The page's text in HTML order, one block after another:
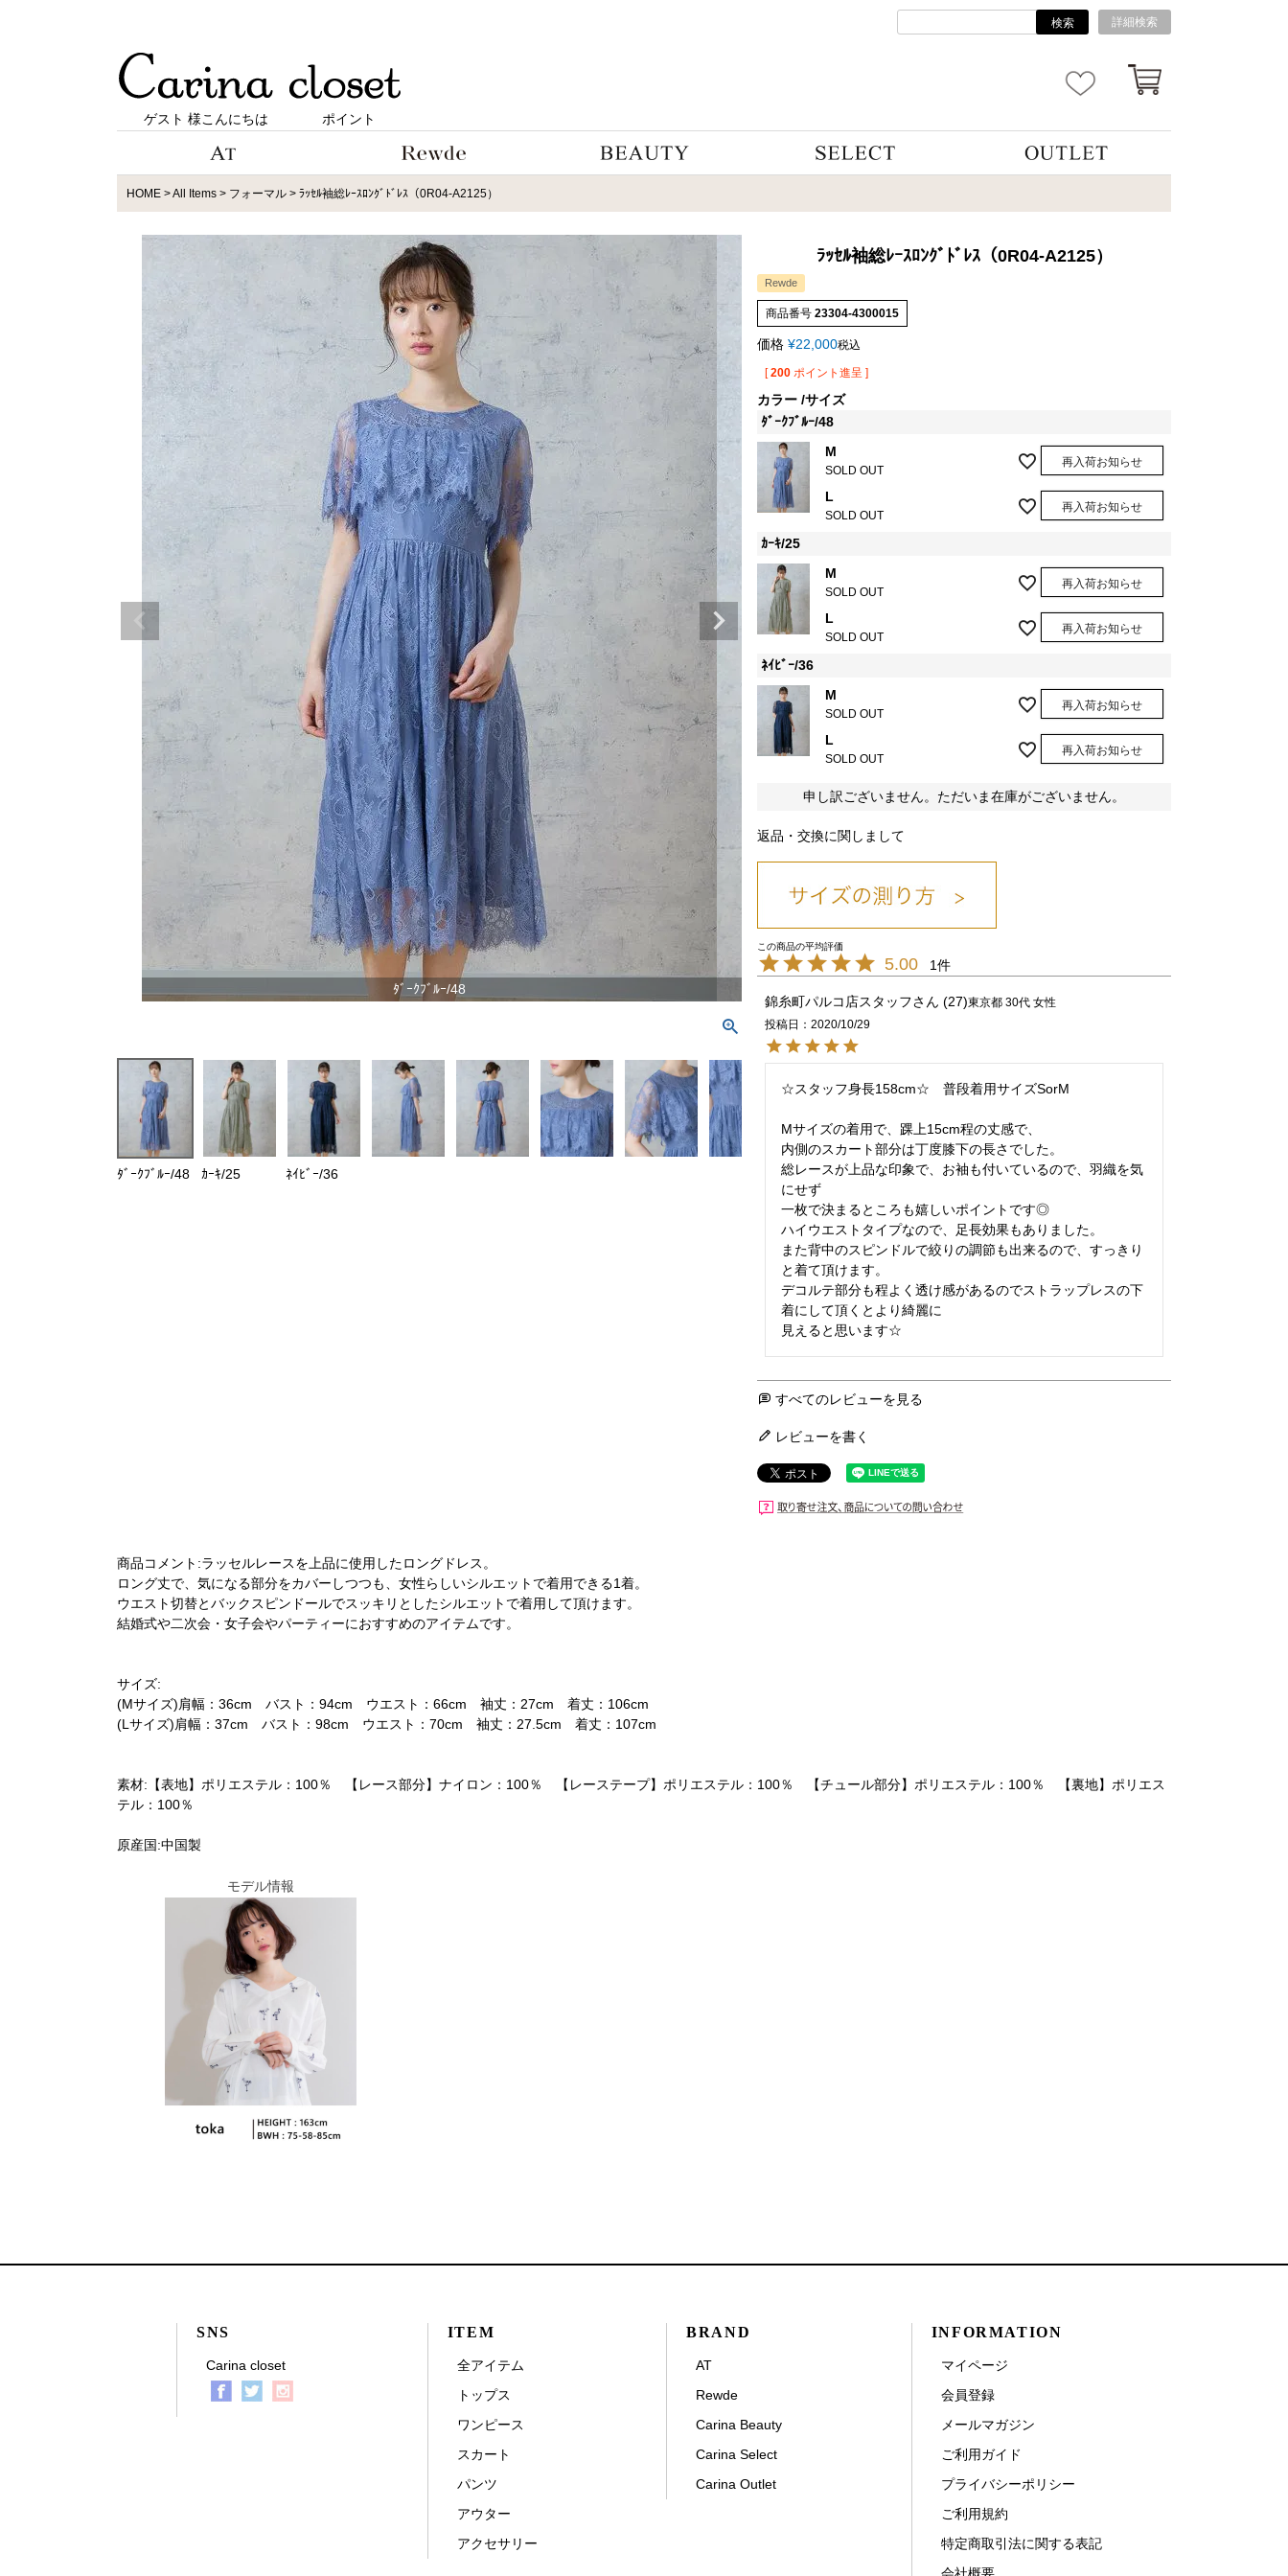
検索 詳細検索
ゲスト 様こんにちは ポイント
HOME All Items フォーマル ﾗｯｾﾙ袖総ﾚｰｽﾛﾝｸﾞﾄﾞﾚｽ（0R04-A2125）
ﾀﾞｰｸﾌﾞﾙｰ/48
ﾀﾞｰｸﾌﾞﾙｰ/48 ｶｰｷ/25 ﾈｲﾋﾞｰ/36
ﾗｯｾﾙ袖総ﾚｰｽﾛﾝｸﾞﾄﾞﾚｽ（0R04-A2125）
Rewde
商品番号 23304-4300015
価格 ¥22,000税込
[ 200 ポイント進呈 ]
カラー サイズ
ﾀﾞｰｸﾌﾞﾙｰ/48
M
SOLD OUT
再入荷お知らせ
L
SOLD OUT
再入荷お知らせ
ｶｰｷ/25
M
SOLD OUT
再入荷お知らせ
L
SOLD OUT
再入荷お知らせ
ﾈｲﾋﾞｰ/36
M
SOLD OUT
再入荷お知らせ
L
SOLD OUT
再入荷お知らせ
申し訳ございません。ただいま在庫がございません。
返品・交換に関しまして
5.00 1
錦糸町パルコ店スタッフ 27 東京都 30代 女性
投稿日
2020/10/29
☆スタッフ身長158cm☆　普段着用サイズSorM
Mサイズの着用で、踝上15cm程の丈感で、
内側のスカート部分は丁度膝下の長さでした。
総レースが上品な印象で、お袖も付いているので、羽織を気
にせず
一枚で決まるところも嬉しいポイントです◎
ハイウエストタイプなので、足長効果もありました。
また背中のスピンドルで絞りの調節も出来るので、すっきり
と着て頂けます。
デコルテ部分も程よく透け感があるのでストラップレスの下
着にして頂くとより綺麗に
すべてのレビューを見る
レビューを書く
商品コメント:ラッセルレースを上品に使用したロングドレス。
ロング丈で、気になる部分をカバーしつつも、女性らしいシルエットで着用できる1着。
ウエスト切替とバックスピンドールでスッキリとしたシルエットで着用して頂けます。
結婚式や二次会・女子会やパーティーにおすすめのアイテムです。
サイズ:
(Mサイズ)肩幅：36cm バスト：94cm ウエスト：66cm 袖丈：27cm 着丈：106cm
(Lサイズ)肩幅：37cm バスト：98cm ウエスト：70cm 袖丈：27.5cm 着丈：107cm
素材:【表地】ポリエステル：100％ 【レース部分】ナイロン：100％ 【レーステープ】ポリエステル：100％ 【チュール部分】ポリエステル：100％ 【裏地】ポリエス
テル：100％
原産国:中国製
モデル情報
SNS
Carina closet
ITEM
全アイテム
トップス
ワンピース
スカート
パンツ
アウター
アクセサリー
BRAND
AT
Rewde
Carina Beauty
Carina Select
Carina Outlet
INFORMATION
マイページ
会員登録
メールマガジン
ご利用ガイド
プライバシーポリシー
ご利用規約
特定商取引法に関する表記